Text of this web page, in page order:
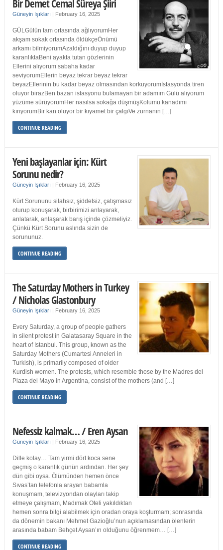
Bir Demet Cemal Süreya Şiiri
Güneyin Işıkları | February 16, 2025
GÜLGülün tam ortasında ağlıyorumHer
akşam sokak ortasında öldükçeÖnümü
arkamı bilmiyorumAzaldığını duyup duyup
karanlıktaBeni ayakta tutan gözlerinin
Ellerini alıyorum sabaha kadar
seviyorumEllerin beyaz tekrar beyaz tekrar
beyazEllerinin bu kadar beyaz olmasından korkuyorumİstasyonda tiren
oluyor birazBen bazan istasyonu bulamayan bir adamım Gülü alıyorum
yüzüme sürüyorumHer nasılsa sokağa düşmüşKolumu kanadımı
kırıyorumBir kan oluyor bir kıyamet bir çalgıVe zurnanın […]
CONTINUE READING
Yeni başlayanlar için: Kürt
Sorunu nedir?
Güneyin Işıkları | February 16, 2025
Kürt Sorununu silahsız, şiddetsiz, çatışmasız
oturup konuşarak, birbirimizi anlayarak,
anlatarak, anlaşarak barış içinde çözmeliyiz.
Çünkü Kürt Sorunu aslında sizin de
sorununuz.
CONTINUE READING
The Saturday Mothers in Turkey
/ Nicholas Glastonbury
Güneyin Işıkları | February 16, 2025
Every Saturday, a group of people gathers
in silent protest in Galatasaray Square in the
heart of Istanbul. This group, known as the
Saturday Mothers (Cumartesi Anneleri in
Turkish), is primarily composed of older
Kurdish women. The protests, which resemble those by the Madres del
Plaza del Mayo in Argentina, consist of the mothers (and […]
CONTINUE READING
Nefessiz kalmak… / Eren Aysan
Güneyin Işıkları | February 16, 2025
Dille kolay… Tam yirmi dört koca sene
geçmiş o karanlık günün ardından. Her şey
dün gibi oysa. Ölümünden hemen önce
Sıvas’tan telefonla arayan babamla
konuşmam, televizyondan olayları takip
etmeye çalışmam, Madımak Oteli yakıldıktan
hemen sonra bilgi alabilmek için oradan oraya koşturmam; sonrasında
da dönemin bakanı Mehmet Gazioğlu’nun açıklamasından ölenlerin
arasında babam Behçet Aysan’ın olduğunu öğrenmem… […]
CONTINUE READING